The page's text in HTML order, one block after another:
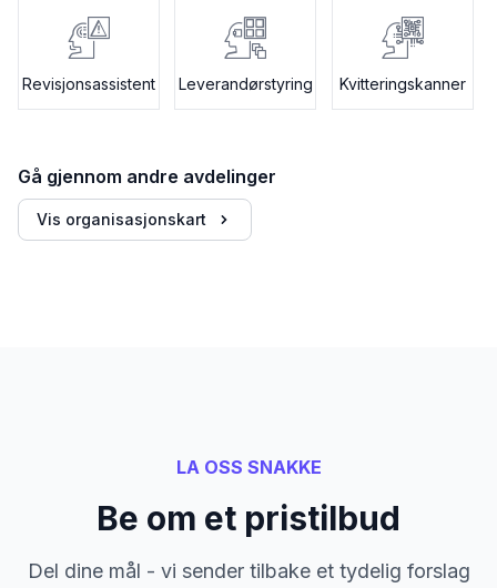
Revisjonsassistent Leverandørstyring Kvitteringskanner
Gå gjennom andre avdelinger
Vis organisasjonskart
LA OSS SNAKKE
Be om et pristilbud
Del dine mål - vi sender tilbake et tydelig forslag